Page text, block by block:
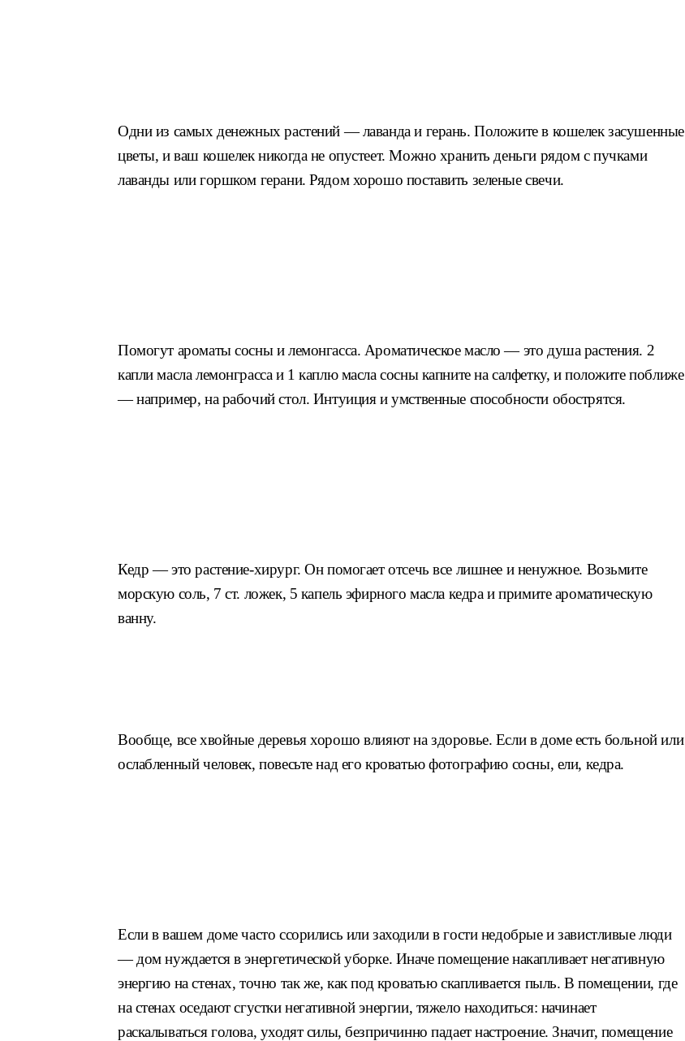
Одни из самых денежных растений — лаванда и герань. Положите в кошелек засушенные
цветы, и ваш кошелек никогда не опустеет. Можно хранить деньги рядом с пучками
лаванды или горшком герани. Рядом хорошо поставить зеленые свечи.
Помогут ароматы сосны и лемонгасса. Ароматическое масло — это душа растения. 2
капли масла лемонграсса и 1 каплю масла сосны капните на салфетку, и положите поближе
— например, на рабочий стол. Интуиция и умственные способности обострятся.
Кедр — это растение-хирург. Он помогает отсечь все лишнее и ненужное. Возьмите
морскую соль, 7 ст. ложек, 5 капель эфирного масла кедра и примите ароматическую
ванну.
Вообще, все хвойные деревья хорошо влияют на здоровье. Если в доме есть больной или
ослабленный человек, повесьте над его кроватью фотографию сосны, ели, кедра.
Если в вашем доме часто ссорились или заходили в гости недобрые и завистливые люди
— дом нуждается в энергетической уборке. Иначе помещение накапливает негативную
энергию на стенах, точно так же, как под кроватью скапливается пыль. В помещении, где
на стенах оседают сгустки негативной энергии, тяжело находиться: начинает
раскалываться голова, уходят силы, безпричинно падает настроение. Значит, помещение